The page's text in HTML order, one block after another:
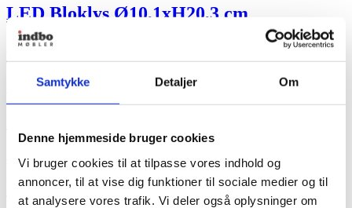
Samtykke Detaljer Om
Denne hjemmeside bruger cookies
Vi bruger cookies til at tilpasse vores indhold og
annoncer, til at vise dig funktioner til sociale medier og til
at analysere vores trafik. Vi deler også oplysninger om
LED Bloklys Ø10,1xH20,3 cm
269,00kr.
Uyuni Lighting
LED Bloklys Ø7,8xH15,2 cm